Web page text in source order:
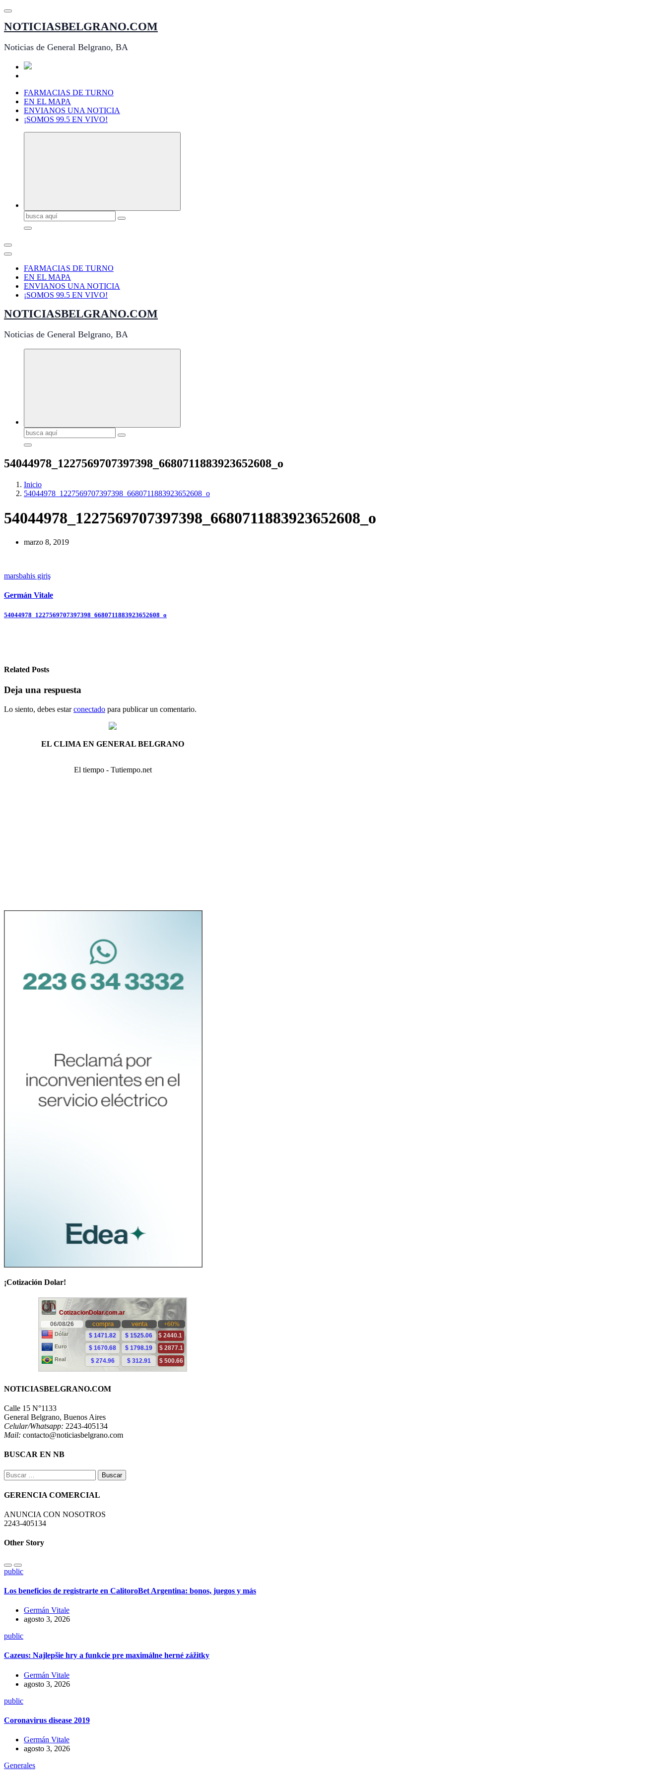
Saltar
contenido
NOTICIASBELGRANO.COM
Noticias de General Belgrano, BA
FARMACIAS DE TURNO
EN EL MAPA
ENVIANOS UNA NOTICIA
¡SOMOS 99.5 EN VIVO!
Buscar:
FARMACIAS DE TURNO
EN EL MAPA
ENVIANOS UNA NOTICIA
¡SOMOS 99.5 EN VIVO!
NOTICIASBELGRANO.COM
Noticias de General Belgrano, BA
Buscar:
54044978_1227569707397398_6680711883923652608_o
Inicio
54044978_1227569707397398_6680711883923652608_o
54044978_1227569707397398_6680711883923652608_o
marzo 8, 2019
marsbahis giriş
Germán Vitale
Navegación
54044978_1227569707397398_6680711883923652608_o
Related Posts
Deja una respuesta
Lo siento, debes estarconectado para publicar un comentario.
EL CLIMA EN GENERAL BELGRANO
El tiempo - Tutiempo.net
¡Cotización Dolar!
NOTICIASBELGRANO.COM
Calle 15 N°1133
General Belgrano, Buenos Aires
Celular/Whatsapp: 2243-405134
Mail: contacto@noticiasbelgrano.com
BUSCAR EN NB
Buscar:
GERENCIA COMERCIAL
ANUNCIA CON NOSOTROS
2243-405134
Other Story
public
Los beneficios de registrarte en CalitoroBet Argentina: bonos, juegos y más
Germán Vitale
agosto 3, 2026
public
Cazeus: Najlepšie hry a funkcie pre maximálne herné zážitky
Germán Vitale
agosto 3, 2026
public
Coronavirus disease 2019
Germán Vitale
agosto 3, 2026
Generales